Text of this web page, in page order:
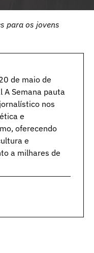
para os jovens
de maio de
A Semana pauta
nos
e
oferecendo
e
a milhares de